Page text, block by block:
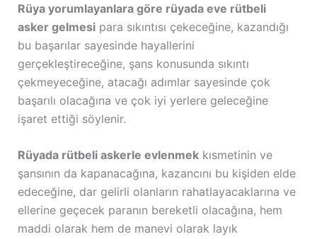
Rüya yorumlayanlara göre rüyada eve rütbeli
asker gelmesipara sıkıntısı çekeceğine, kazandığı
bu başarılar sayesinde hayallerini
gerçekleştireceğine, şans konusunda sıkıntı
çekmeyeceğine, atacağı adımlar sayesinde çok
başarılı olacağına ve çok iyi yerlere geleceğine
işaret ettiği söylenir.
Rüyada rütbeli askerle evlenmekkısmetinin ve
şansının da kapanacağına, kazancını bu kişiden elde
edeceğine, dar gelirli olanların rahatlayacaklarına ve
ellerine geçecek paranın bereketli olacağına, hem
maddi olarak hem de manevi olarak layık